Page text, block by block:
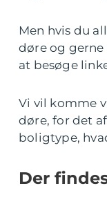
Men hvis du
døre og gerne
at besøge
Vi vil komme
døre, for det
boligtype,
Der